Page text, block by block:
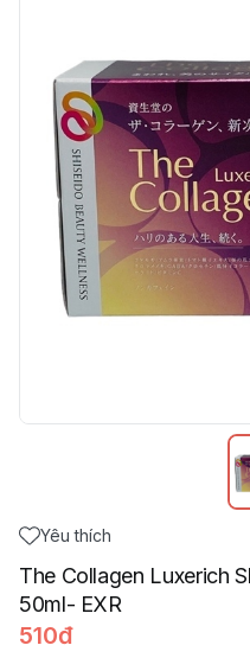
Yêu thích
The Collagen Luxerich
50ml- EXR
510đ